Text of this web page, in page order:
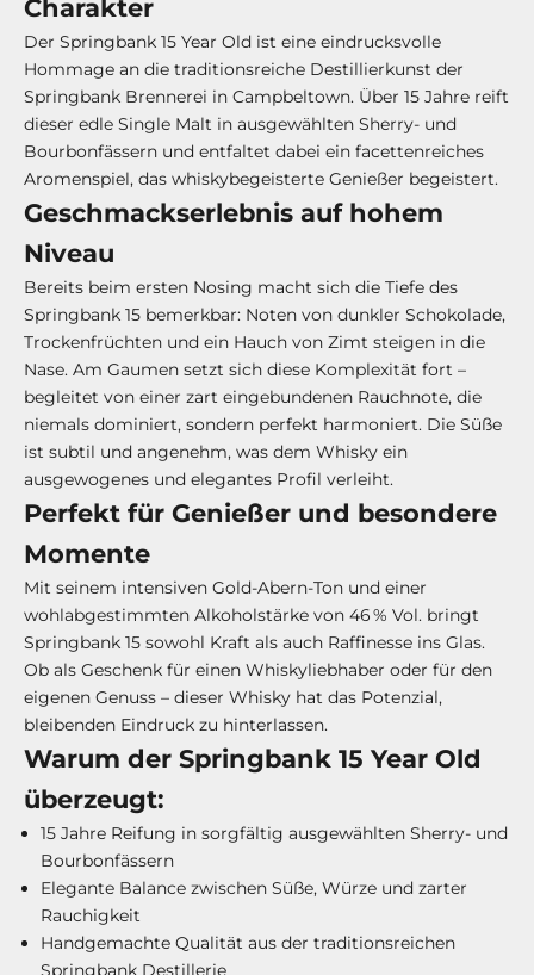
Charakter
Der Springbank 15 Year Old ist eine eindrucksvolle
Hommage an die traditionsreiche Destillierkunst der
Springbank Brennerei in Campbeltown. Über 15 Jahre reift
dieser edle Single Malt in ausgewählten Sherry- und
Bourbonfässern und entfaltet dabei ein facettenreiches
Aromenspiel, das whiskybegeisterte Genießer begeistert.
Geschmackserlebnis auf hohem
Niveau
Bereits beim ersten Nosing macht sich die Tiefe des
Springbank 15 bemerkbar: Noten von dunkler Schokolade,
Trockenfrüchten und ein Hauch von Zimt steigen in die
Nase. Am Gaumen setzt sich diese Komplexität fort –
begleitet von einer zart eingebundenen Rauchnote, die
niemals dominiert, sondern perfekt harmoniert. Die Süße
ist subtil und angenehm, was dem Whisky ein
ausgewogenes und elegantes Profil verleiht.
Perfekt für Genießer und besondere
Momente
Mit seinem intensiven Gold-Abern-Ton und einer
wohlabgestimmten Alkoholstärke von 46 % Vol. bringt
Springbank 15 sowohl Kraft als auch Raffinesse ins Glas.
Ob als Geschenk für einen Whiskyliebhaber oder für den
eigenen Genuss – dieser Whisky hat das Potenzial,
bleibenden Eindruck zu hinterlassen.
Warum der Springbank 15 Year Old
überzeugt:
15 Jahre Reifung in sorgfältig ausgewählten Sherry- und
Bourbonfässern
Elegante Balance zwischen Süße, Würze und zarter
Rauchigkeit
Handgemachte Qualität aus der traditionsreichen
Springbank Destillerie